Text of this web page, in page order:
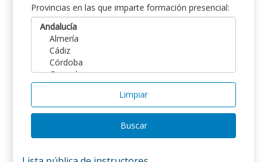
Provincias en las que imparte formación presencial:
Limpiar
Buscar